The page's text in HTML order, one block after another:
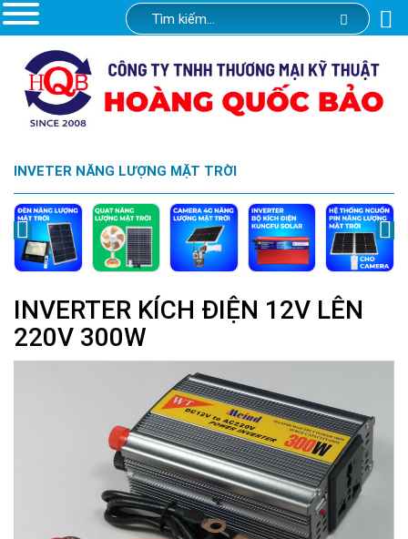
INVETER NĂNG LƯỢNG MẶT TRỜI
INVERTER KÍCH ĐIỆN 12V LÊN
220V 300W